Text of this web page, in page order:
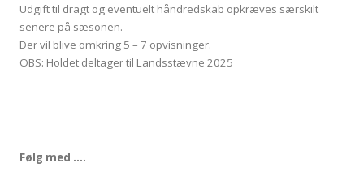
Udgift til dragt og eventuelt håndredskab opkræves særskilt
senere på sæsonen.
Der vil blive omkring 5 – 7 opvisninger.
OBS: Holdet deltager til Landsstævne 2025
Følg med ….